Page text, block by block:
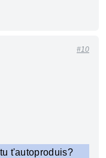
#10
t'autoproduis?